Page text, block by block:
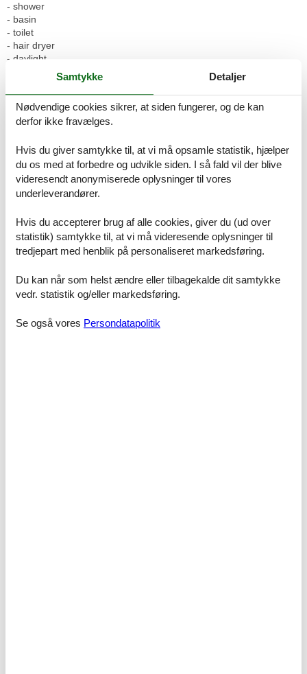
- shower
- basin
- toilet
- hair dryer
- daylight
- coffee machine: coffee machine
- fridge/freezer: freezing compartment, fridge
- stove: stove
- oven
- toaster
- microwave
- electric kettle
- size of kitchen: 6 m²
- number of dining tables: 1
- number of seats: 6
- fireplace
- TV: satellite TV
- smart tv
Samtykke Detaljer
Nødvendige cookies sikrer, at siden fungerer, og de kan
derfor ikke fravælges.
Hvis du giver samtykke til, at vi må opsamle statistik, hjælper
du os med at forbedre og udvikle siden. I så fald vil der blive
videresendt anonymiserede oplysninger til vores
underleverandører.
Hvis du accepterer brug af alle cookies, giver du (ud over
statistik) samtykke til, at vi må videresende oplysninger til
tredjepart med henblik på personaliseret markedsføring.
Du kan når som helst ændre eller tilbagekalde dit samtykke
vedr. statistik og/eller markedsføring.
Se også vores Persondatapolitik